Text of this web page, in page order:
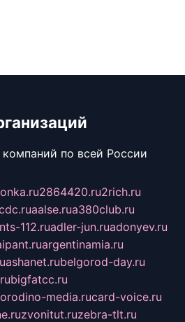
компаний по всей России
2864420.ru2rich.ru
aalse.rua380club.ru
112.ruadler-jun.ruadonyev.ru
argentinamia.ru
ashanet.rubelgorod-day.ru
bigfatcc.ru
media.rucard-voice.ru
zvonitut.ruzebra-tlt.ru